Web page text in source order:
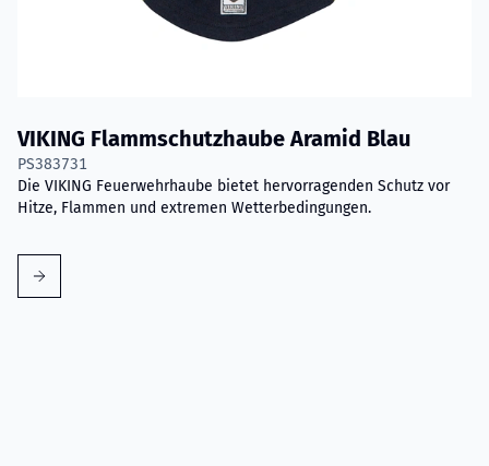
VIKING Flammschutzhaube Aramid Blau
PS383731
Die VIKING Feuerwehrhaube bietet hervorragenden Schutz vor
Hitze, Flammen und extremen Wetterbedingungen.